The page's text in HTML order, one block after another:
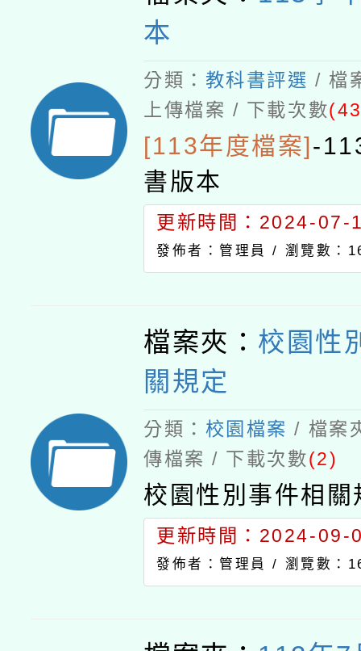
本
分類： 教科書評選 / 檔
上傳檔案 / 下載次數
[113年度檔案] -
書版本
更新時間：2024-07-
發佈者：管理員 / 瀏覽數：
檔案夾： 校園性
關規定
分類： 校園檔案 / 檔案
傳檔案 / 下載次數(2)
校園性別事件相關
更新時間：2024-09-
發佈者：管理員 / 瀏覽數：